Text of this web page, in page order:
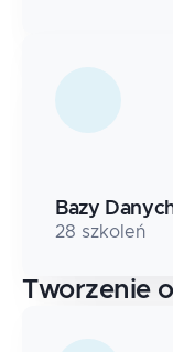
Bazy
28 szkoleń
Tworzenie